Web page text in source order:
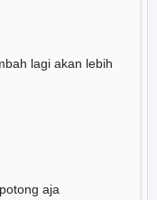
lagi akan lebih
aja